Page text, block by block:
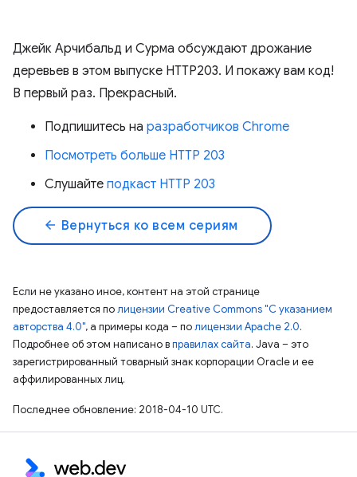
Джейк Арчибальд и Сурма обсуждают дрожание
деревьев в этом выпуске HTTP203. И покажу вам код!
В первый раз. Прекрасный.
Подпишитесь на разработчиков Chrome
Посмотреть больше HTTP 203
Слушайте подкаст HTTP 203
arrow_back Вернуться ко всем сериям
Если не указано иное, контент на этой странице
предоставляется полицензии Creative Commons "С указанием
авторства 4.0", а примеры кода – полицензии Apache 2.0.
Подробнее об этом написано вправилах сайта. Java – это
зарегистрированный товарный знак корпорации Oracle и ее
аффилированных лиц.
Последнее обновление: 2018-04-10 UTC.